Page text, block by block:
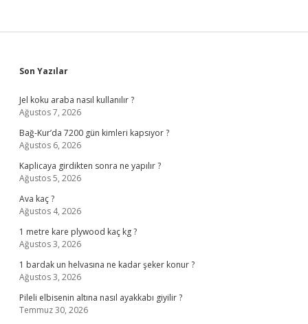
Sidebar
Son Yazılar
Jel koku araba nasıl kullanılır ?
Ağustos 7, 2026
Bağ-Kur’da 7200 gün kimleri kapsıyor ?
Ağustos 6, 2026
Kaplicaya girdikten sonra ne yapılır ?
Ağustos 5, 2026
Ava kaç ?
Ağustos 4, 2026
1 metre kare plywood kaç kg ?
Ağustos 3, 2026
1 bardak un helvasına ne kadar şeker konur ?
Ağustos 3, 2026
Pileli elbisenin altına nasıl ayakkabı giyilir ?
Temmuz 30, 2026